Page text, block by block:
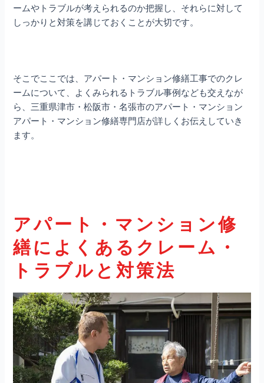
ームやトラブルが考えられるのか把握し、それらに対して
しっかりと対策を講じておくことが大切です。
そこでここでは、アパート・マンション修繕工事でのクレ
ームについて、よくみられるトラブル事例なども交えなが
ら、三重県津市・松阪市・名張市のアパート・マンション
アパート・マンション修繕専門店が詳しくお伝えしていき
ます。
アパート・マンション修
繕によくあるクレーム・
トラブルと対策法